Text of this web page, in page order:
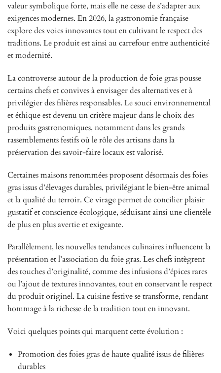
valeur symbolique forte, mais elle ne cesse de s’adapter aux
exigences modernes. En 2026, la gastronomie française
explore des voies innovantes tout en cultivant le respect des
traditions. Le produit est ainsi au carrefour entre authenticité
et modernité.
La controverse autour de la production de foie gras pousse
certains chefs et convives à envisager des alternatives et à
privilégier des filières responsables. Le souci environnemental
et éthique est devenu un critère majeur dans le choix des
produits gastronomiques, notamment dans les grands
rassemblements festifs où le rôle des artisans dans la
préservation des savoir-faire locaux est valorisé.
Certaines maisons renommées proposent désormais des foies
gras issus d’élevages durables, privilégiant le bien-être animal
et la qualité du terroir. Ce virage permet de concilier plaisir
gustatif et conscience écologique, séduisant ainsi une clientèle
de plus en plus avertie et exigeante.
Parallèlement, les nouvelles tendances culinaires influencent la
présentation et l’association du foie gras. Les chefs intègrent
des touches d’originalité, comme des infusions d’épices rares
ou l’ajout de textures innovantes, tout en conservant le respect
du produit originel. La cuisine festive se transforme, rendant
hommage à la richesse de la tradition tout en innovant.
Voici quelques points qui marquent cette évolution :
Promotion des foies gras de haute qualité issus de filières
durables